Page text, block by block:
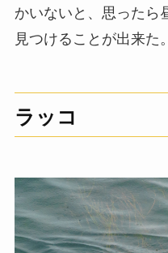
かいないと、思ったら
見つけることが出来た。
ラッコ